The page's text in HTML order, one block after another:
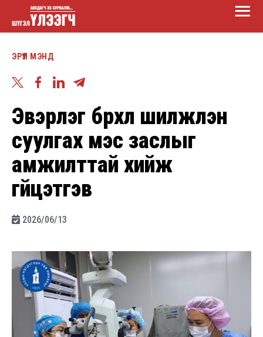
Skip
to
үлээгч
Main
Menu
ЭРҮҮЛ МЭНД
Эвэрлэг бүрхүүл шилжүүлэн
суулгах мэс заслыг
амжилттай хийж
гүйцэтгэв
2026/06/13